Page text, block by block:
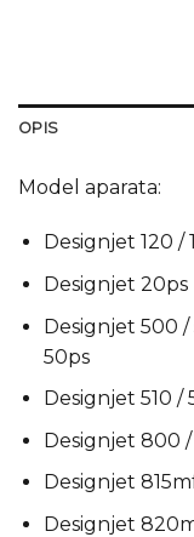
OPIS
Model aparata:
Designjet 120 /
Designjet 20ps
Designjet 500
50ps
Designjet 510 /
Designjet 800
Designjet
Designjet